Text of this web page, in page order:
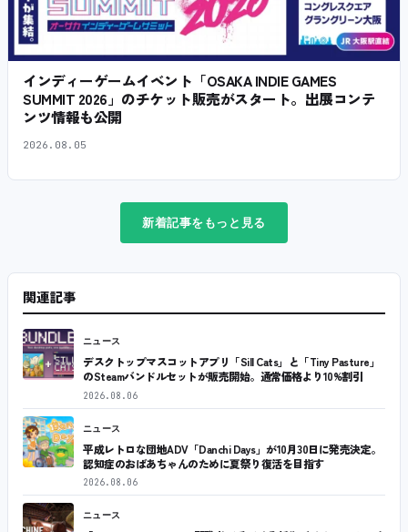
インディーゲームイベント「OSAKA INDIE GAMES
SUMMIT 2026」のチケット販売がスタート。出展コンテ
ンツ情報も公開
2026.08.05
新着記事をもっと見る
関連記事
ニュース
デスクトップマスコットアプリ「Sill Cats」と「Tiny Pasture」
のSteamバンドルセットが販売開始。通常価格より10%割引
2026.08.06
ニュース
平成レトロな団地ADV「Danchi Days」が10月30日に発売決定。
認知症のおばあちゃんのために夏祭り復活を目指す
2026.08.06
ニュース